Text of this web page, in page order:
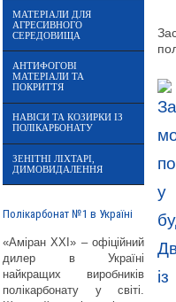
МАТЕРІАЛИ ДЛЯ
АГРЕСИВНОГО
СЕРЕДОВИЩА
АНТИФОГОВІ
МАТЕРІАЛИ ТА
ПОКРИТТЯ
НАВІСИ ТА КОЗИРКИ ІЗ
ПОЛІКАРБОНАТУ
ЗЕНІТНІ ЛІХТАРІ,
ДИМОВИДАЛЕННЯ
Полікарбонат №1 в Україні
«Аміран XXI» – офіційний
дилер в Україні
найкращих виробників
полікарбонату у світі.